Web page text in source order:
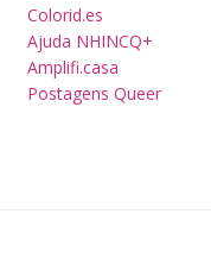
Colorid.es
Ajuda NHINCQ+
Amplifi.casa
Postagens Queer